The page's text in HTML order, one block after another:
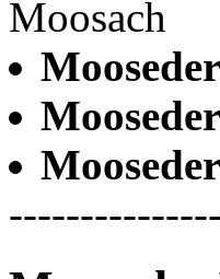
Moosach